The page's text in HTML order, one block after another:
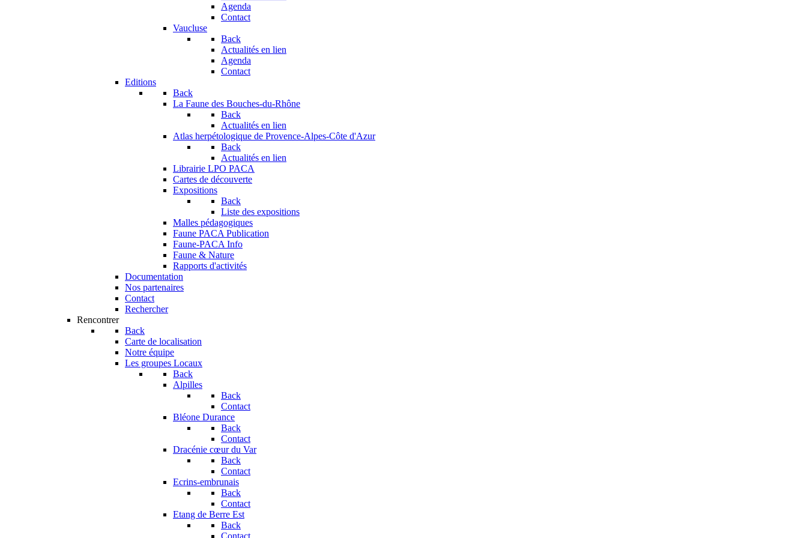
Agenda
Contact
Vaucluse
Back
Actualités en lien
Agenda
Contact
Editions
Back
La Faune des Bouches-du-Rhône
Back
Actualités en lien
Atlas herpétologique de Provence-Alpes-Côte d'Azur
Back
Actualités en lien
Librairie LPO PACA
Cartes de découverte
Expositions
Back
Liste des expositions
Malles pédagogiques
Faune PACA Publication
Faune-PACA Info
Faune & Nature
Rapports d'activités
Documentation
Nos partenaires
Contact
Rechercher
Rencontrer
Back
Carte de localisation
Notre équipe
Les groupes Locaux
Back
Alpilles
Back
Contact
Bléone Durance
Back
Contact
Dracénie cœur du Var
Back
Contact
Ecrins-embrunais
Back
Contact
Etang de Berre Est
Back
Contact